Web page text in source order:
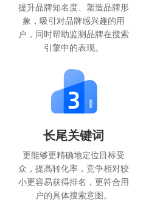
提升品牌知名度、塑造品牌形
象，吸引对品牌感兴趣的用
户，同时帮助监测品牌在搜索
引擎中的表现。
长尾关键词
更能够更精确地定位目标受
众，提高转化率，竞争相对较
小更容易获得排名，更符合用
户的具体搜索意图。